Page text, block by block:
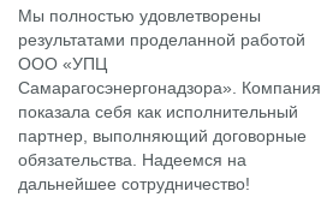
Мы полностью удовлетворены
результатами проделанной работой
ООО «УПЦ
Самарагосэнергонадзора». Компания
показала себя как исполнительный
партнер, выполняющий договорные
обязательства. Надеемся на
дальнейшее сотрудничество!